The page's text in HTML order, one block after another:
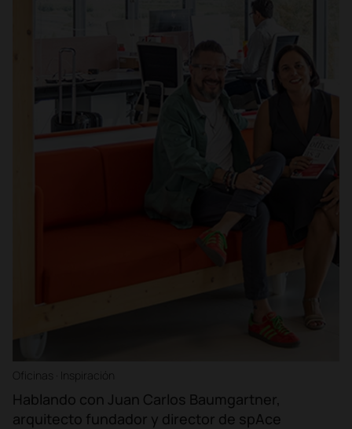
Oficinas · Inspiración
Hablando con Juan Carlos Baumgartner,
arquitecto fundador y director de spAce